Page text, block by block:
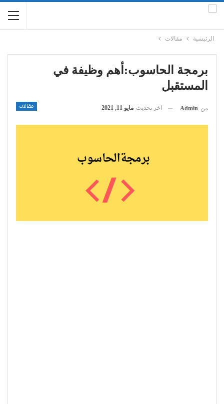
الرئيسية مقالات
برمجة الحاسوب:أهم وظيفة في
المستقبل
مقالات من Admin اخر تحديث مايو 11, 2021